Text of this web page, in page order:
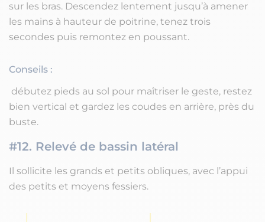
sur les bras. Descendez lentement jusqu’à amener
les mains à hauteur de poitrine, tenez trois
secondes puis remontez en poussant.
Conseils :
débutez pieds au sol pour maîtriser le geste, restez
bien vertical et gardez les coudes en arrière, près du
buste.
#12. Relevé de bassin latéral
Il sollicite les grands et petits obliques, avec l’appui
des petits et moyens fessiers.